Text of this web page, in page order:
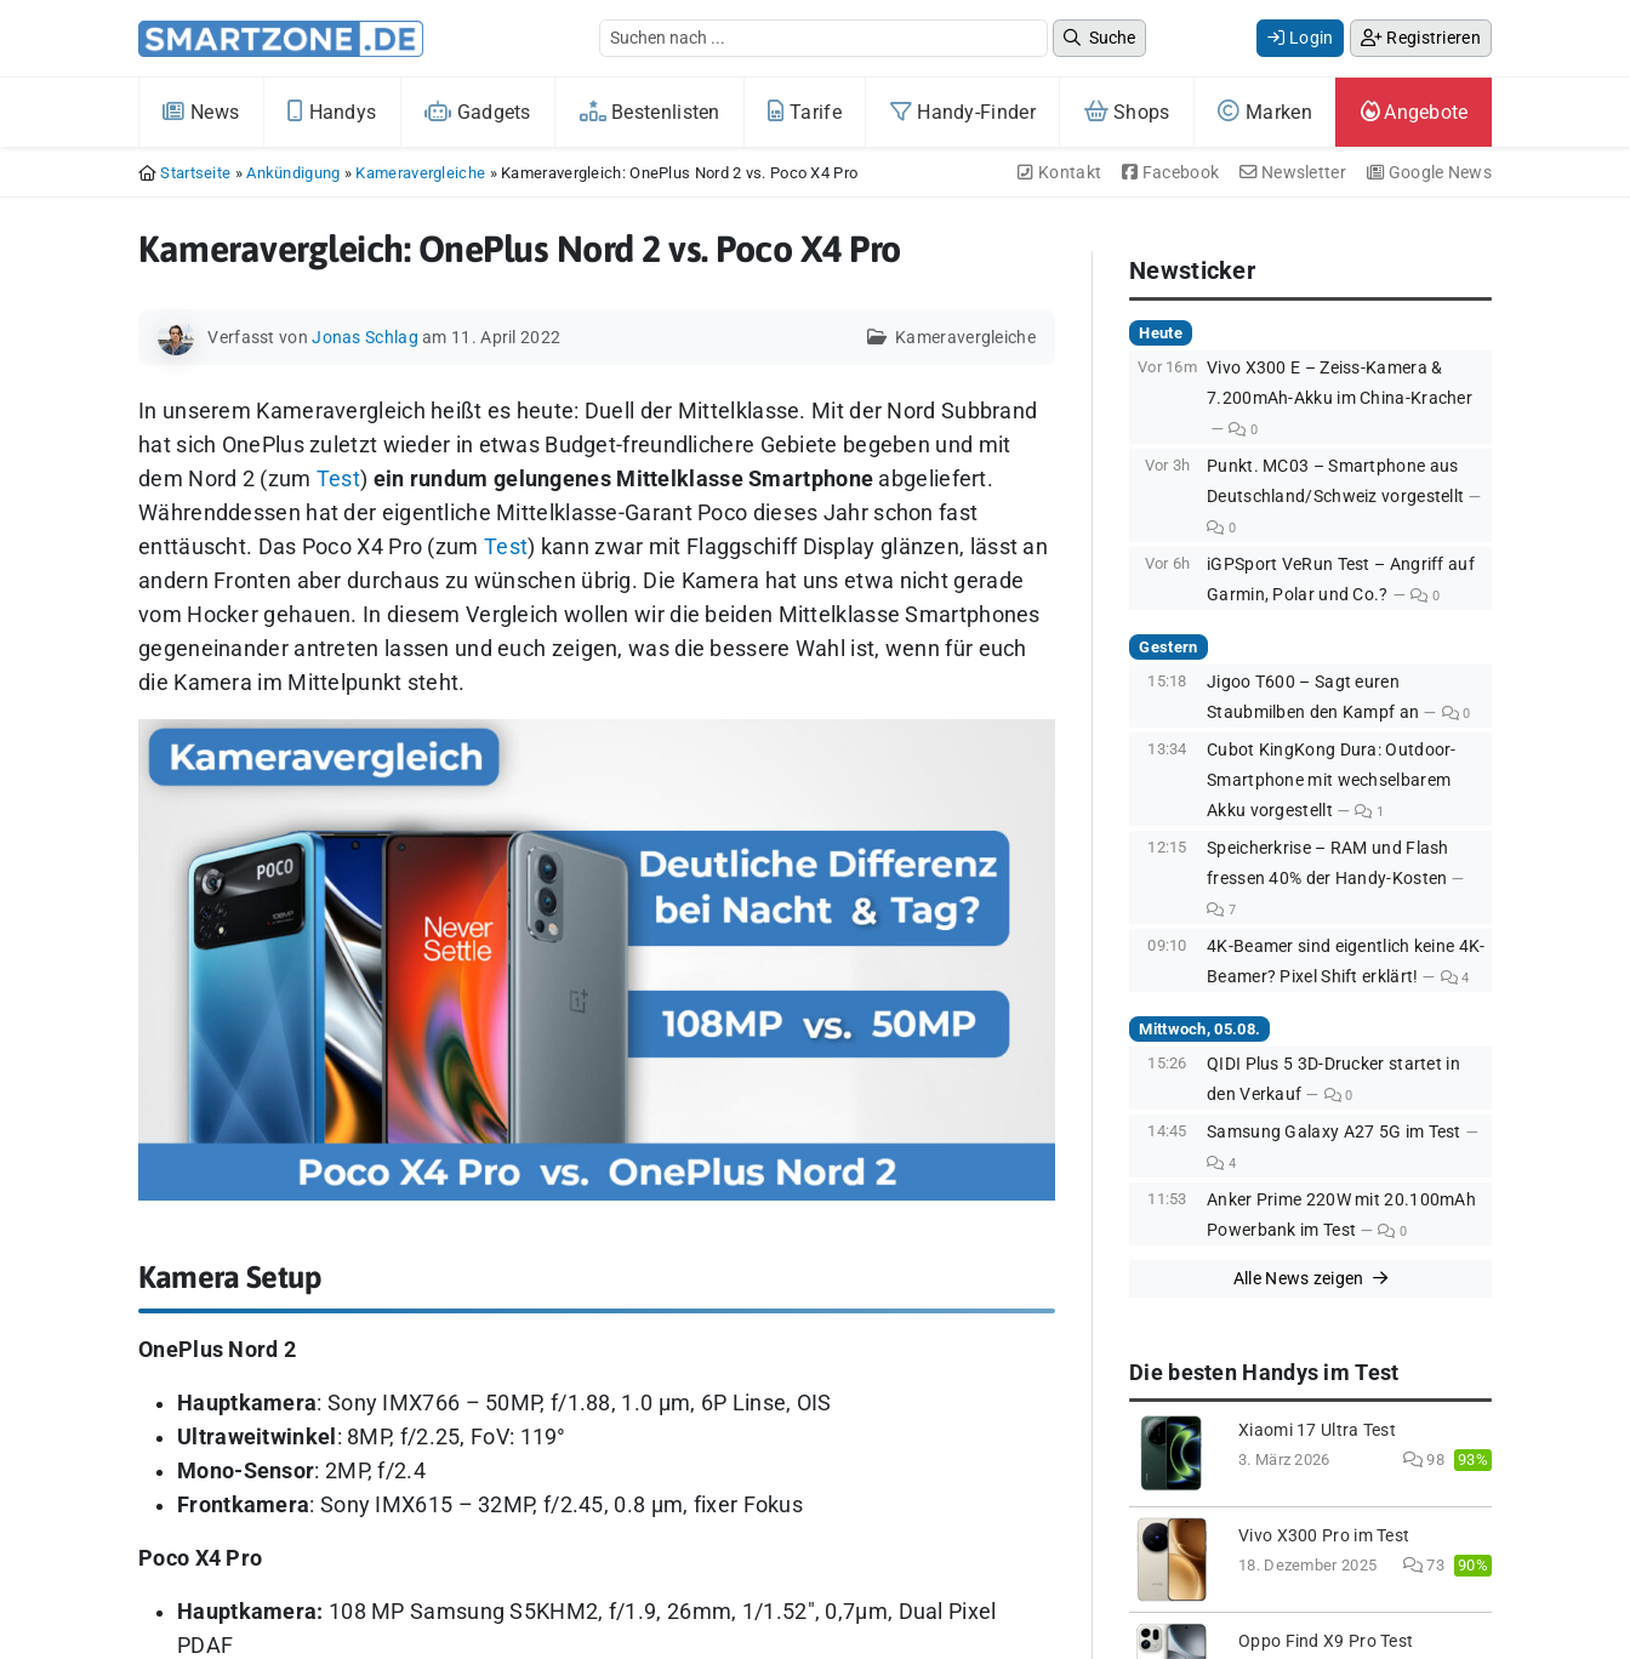
Suche Login Registrieren
News Handys Gadgets Bestenlisten Tarife Handy-Finder Shops Marken Angebote
Startseite »Ankündigung » Kameravergleiche » Kameravergleich: OnePlus Nord 2 vs. Poco X4 Pro Kontakt Facebook Newsletter Google News
Kameravergleich: OnePlus Nord 2 vs. Poco X4 Pro
Verfasst von Jonas Schlag am 11. April 2022 Kameravergleiche
In unserem Kameravergleich heißt es heute: Duell der Mittelklasse. Mit der Nord Subbrand
hat sich OnePlus zuletzt wieder in etwas Budget-freundlichere Gebiete begeben und mit
dem Nord 2 (zum Test) ein rundum gelungenes Mittelklasse Smartphone abgeliefert.
Währenddessen hat der eigentliche Mittelklasse-Garant Poco dieses Jahr schon fast
enttäuscht. Das Poco X4 Pro (zum Test) kann zwar mit Flaggschiff Display glänzen, lässt an
andern Fronten aber durchaus zu wünschen übrig. Die Kamera hat uns etwa nicht gerade
vom Hocker gehauen. In diesem Vergleich wollen wir die beiden Mittelklasse Smartphones
gegeneinander antreten lassen und euch zeigen, was die bessere Wahl ist, wenn für euch
die Kamera im Mittelpunkt steht.
Kamera Setup
OnePlus Nord 2
Hauptkamera: Sony IMX766 – 50MP, f/1.88, 1.0 μm, 6P Linse, OIS
Ultraweitwinkel : 8MP, f/2.25, FoV: 119°
Mono-Sensor: 2MP, f/2.4
Frontkamera: Sony IMX615 – 32MP, f/2.45, 0.8 µm, fixer Fokus
Poco X4 Pro
Hauptkamera: 108 MP Samsung S5KHM2, f/1.9, 26mm, 1/1.52″, 0,7µm, Dual Pixel
PDAF
Newsticker
Heute
Vor 16m Vivo X300 E – Zeiss-Kamera &
7.200mAh-Akku im China-Kracher
0
Vor 3h
Punkt. MC03 – Smartphone aus
Deutschland/Schweiz vorgestellt
0
Vor 6h
iGPSport VeRun Test – Angriff auf
Garmin, Polar und Co.?
0
Gestern
15:18
Jigoo T600 – Sagt euren
Staubmilben den Kampf an
0
13:34
Cubot KingKong Dura: Outdoor-
Smartphone mit wechselbarem
Akku vorgestellt
1
12:15
Speicherkrise – RAM und Flash
fressen 40% der Handy-Kosten
7
09:10
4K-Beamer sind eigentlich keine 4K-
Beamer? Pixel Shift erklärt!
4
Mittwoch, 05.08.
15:26
QIDI Plus 5 3D-Drucker startet in
den Verkauf
0
14:45 Samsung Galaxy A27 5G im Test
4
11:53
Anker Prime 220W mit 20.100mAh
Powerbank im Test
0
Alle News zeigen
Die besten Handys im Test
Xiaomi 17 Ultra Test
3. März 2026 98 93%
Vivo X300 Pro im Test
18. Dezember 2025 73 90%
Oppo Find X9 Pro Test